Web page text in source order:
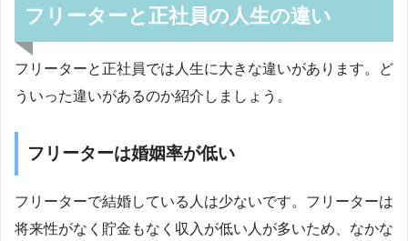
フリーターと正社員の人生の違い
フリーターと正社員では人生に大きな違いがあります。ど
ういった違いがあるのか紹介しましょう。
フリーターは婚姻率が低い
フリーターで結婚している人は少ないです。フリーターは
将来性がなく貯金もなく収入が低い人が多いため、なかな